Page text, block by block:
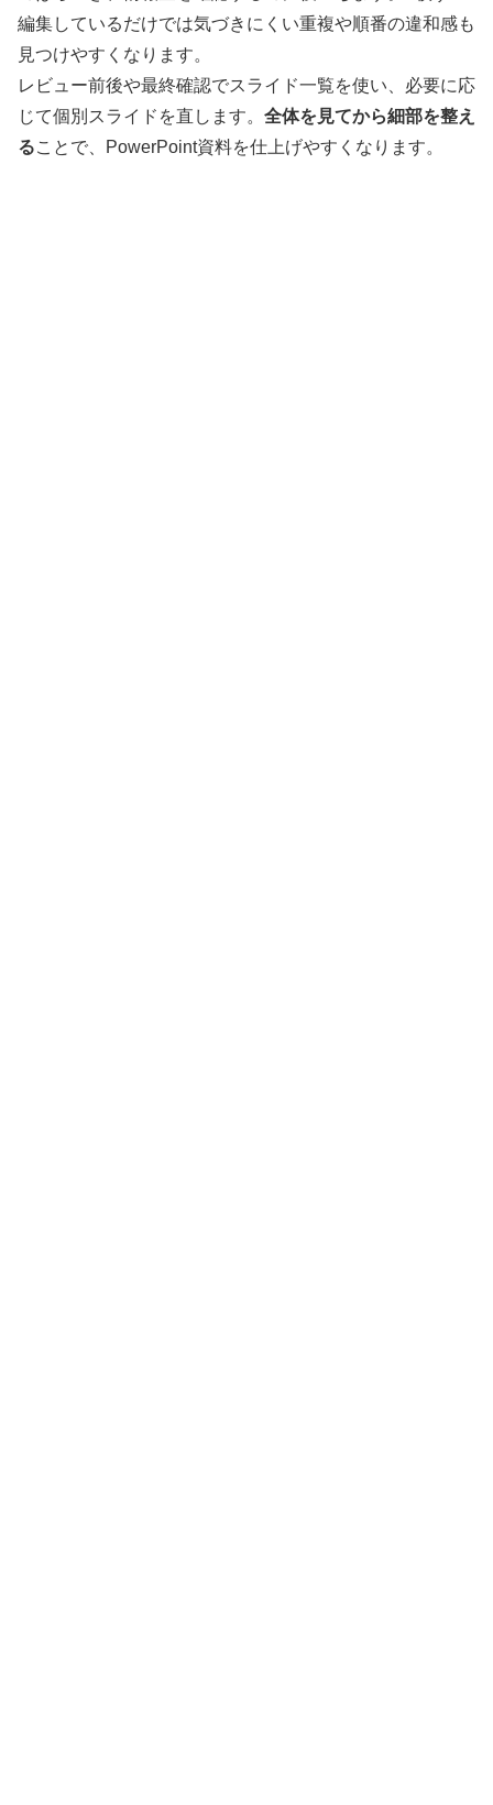
編集しているだけでは気づきにくい重複や順番の違和感も
見つけやすくなります。
レビュー前後や最終確認でスライド一覧を使い、必要に応
じて個別スライドを直します。 全体を見てから細部を整え
ることで、PowerPoint資料を仕上げやすくなります。